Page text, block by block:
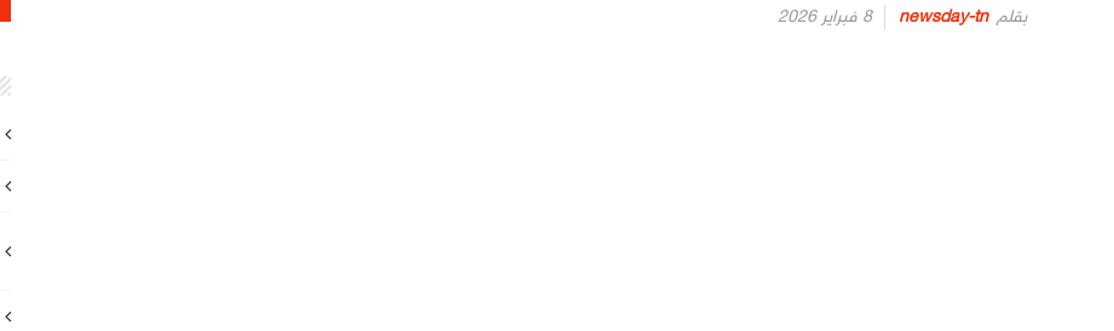
بقلم newsday-tn
Posted
8 فبراير 2026